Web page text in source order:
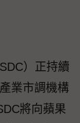
）正持續
業市調機構
將向蘋果